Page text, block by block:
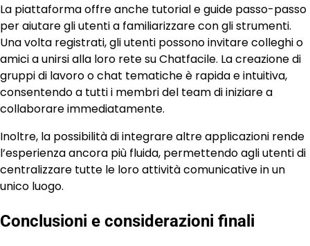
La piattaforma offre anche tutorial e guide passo-passo
per aiutare gli utenti a familiarizzare con gli strumenti.
Una volta registrati, gli utenti possono invitare colleghi o
amici a unirsi alla loro rete su Chatfacile. La creazione di
gruppi di lavoro o chat tematiche è rapida e intuitiva,
consentendo a tutti i membri del team di iniziare a
collaborare immediatamente.
Inoltre, la possibilità di integrare altre applicazioni rende
l’esperienza ancora più fluida, permettendo agli utenti di
centralizzare tutte le loro attività comunicative in un
unico luogo.
Conclusioni e considerazioni finali